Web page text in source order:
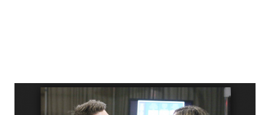
News Musica